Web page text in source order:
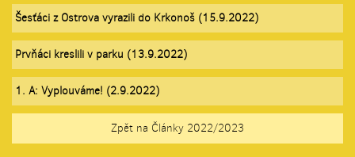
Šesťáci z Ostrova vyrazili do Krkonoš (15.9.2022)
Prvňáci kreslili v parku (13.9.2022)
1. A: Vyplouváme! (2.9.2022)
Zpět na Články 2022/2023